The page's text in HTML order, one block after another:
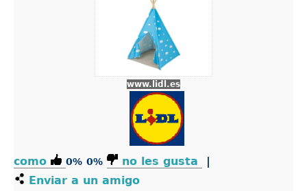
www.lidl.es
como 0% 0% no les gusta
|
Enviar a un amigo